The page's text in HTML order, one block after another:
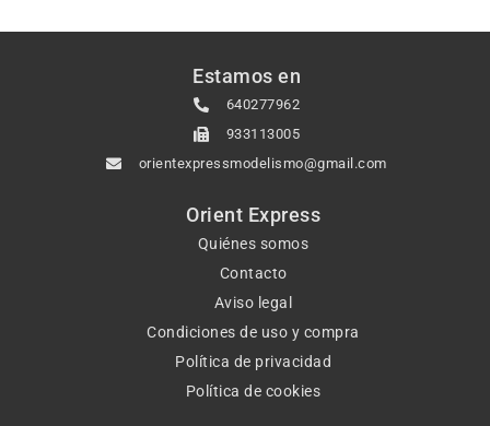
Estamos en
640277962
933113005
orientexpressmodelismo@gmail.com
Orient Express
Quiénes somos
Contacto
Aviso legal
Condiciones de uso y compra
Política de privacidad
Política de cookies